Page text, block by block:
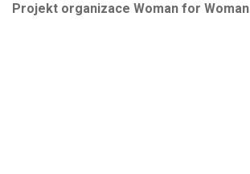
Projekt organizace Woman for